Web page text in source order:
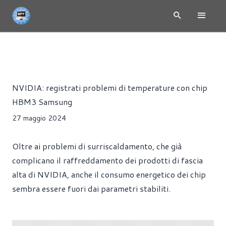
NVIDIA: registrati problemi di temperature con chip
HBM3 Samsung
27 maggio 2024
Oltre ai problemi di surriscaldamento, che già
complicano il raffreddamento dei prodotti di fascia
alta di NVIDIA, anche il consumo energetico dei chip
sembra essere fuori dai parametri stabiliti.